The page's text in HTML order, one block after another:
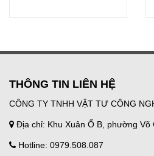
THÔNG TIN LIÊN HỆ
CÔNG TY TNHH VẬT TƯ CÔNG
Địa chỉ: Khu Xuân Ổ B, phường Võ
Hotline: 0979.508.087